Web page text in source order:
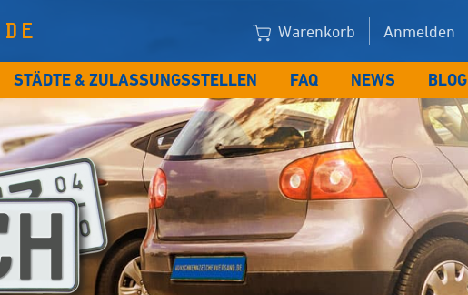
Warenkorb Anmelden
STÄDTE & ZULASSUNGSSTELLEN FAQ NEWS BLOG